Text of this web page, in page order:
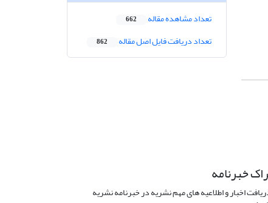
تعداد مشاهده مقاله 662
تعداد دریافت فایل اصل مقاله 862
خبرنامه
اخبار و اطلاعیه های مهم نشریه در خبرنامه نشریه